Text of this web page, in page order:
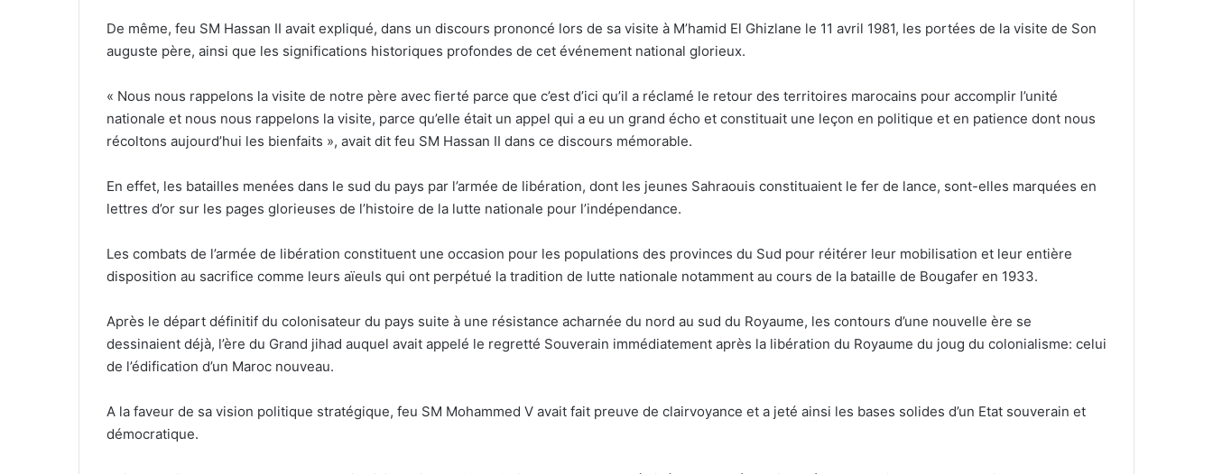
De même, feu SM Hassan II avait expliqué, dans un discours prononcé lors de sa visite à M’hamid El Ghizlane le 11 avril 1981, les portées de la visite de Son
auguste père, ainsi que les significations historiques profondes de cet événement national glorieux.
« Nous nous rappelons la visite de notre père avec fierté parce que c’est d’ici qu’il a réclamé le retour des territoires marocains pour accomplir l’unité
nationale et nous nous rappelons la visite, parce qu’elle était un appel qui a eu un grand écho et constituait une leçon en politique et en patience dont nous
récoltons aujourd’hui les bienfaits », avait dit feu SM Hassan II dans ce discours mémorable.
En effet, les batailles menées dans le sud du pays par l’armée de libération, dont les jeunes Sahraouis constituaient le fer de lance, sont-elles marquées en
lettres d’or sur les pages glorieuses de l’histoire de la lutte nationale pour l’indépendance.
Les combats de l’armée de libération constituent une occasion pour les populations des provinces du Sud pour réitérer leur mobilisation et leur entière
disposition au sacrifice comme leurs aïeuls qui ont perpétué la tradition de lutte nationale notamment au cours de la bataille de Bougafer en 1933.
Après le départ définitif du colonisateur du pays suite à une résistance acharnée du nord au sud du Royaume, les contours d’une nouvelle ère se
dessinaient déjà, l’ère du Grand jihad auquel avait appelé le regretté Souverain immédiatement après la libération du Royaume du joug du colonialisme: celui
de l’édification d’un Maroc nouveau.
A la faveur de sa vision politique stratégique, feu SM Mohammed V avait fait preuve de clairvoyance et a jeté ainsi les bases solides d’un Etat souverain et
démocratique.